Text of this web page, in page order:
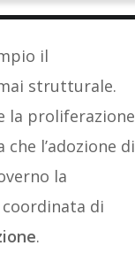
il
strutturale.
la proliferazione
l’adozione di
la
di
.